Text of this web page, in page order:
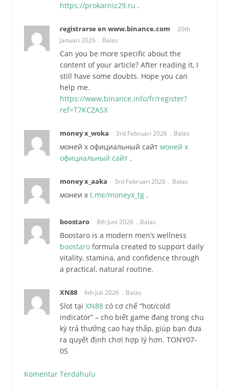
https://prokarniz29.ru .
registrarse en www.binance.com
20th
Januari 2026
Balas
Can you be more specific about the
content of your article? After reading it, I
still have some doubts. Hope you can
help me.
https://www.binance.info/fr/register?
ref=T7KCZASX
money x_woka 3rd Februari 2026 Balas
моней х официальный сайт моней х
официальный сайт .
money x_aaka 3rd Februari 2026 Balas
монеи хt.me/moneyx_tg .
boostaro 8th Juni 2026 Balas
Boostaro is a modern men’s wellness
boostaro formula created to support daily
vitality, stamina, and confidence through
a practical, natural routine.
XN88 6th Juli 2026 Balas
Slot tạiXN88 có cơ chế “hot/cold
indicator” – cho biết game đang trong chu
kỳ trả thưởng cao hay thấp, giúp bạn đưa
ra quyết định chơi hợp lý hơn. TONY07-
05
Navigasi
Komentar Terdahulu